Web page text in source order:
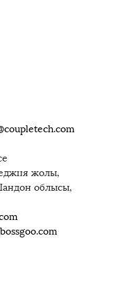
жолы,
облысы,